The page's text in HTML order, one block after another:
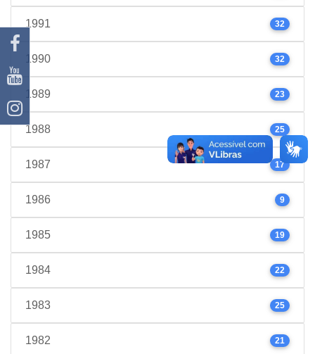
1991 32
1990 32
1989 23
1988 25
1987 17
1986 9
1985 19
1984 22
1983 25
1982 21